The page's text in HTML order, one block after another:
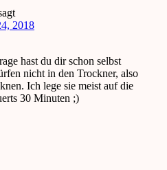
2018
hast du dir schon selbst
nicht in den Trockner, also
Ich lege sie meist auf die
30 Minuten ;)